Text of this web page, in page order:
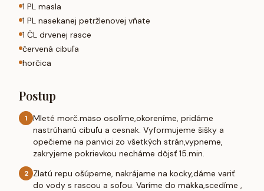
1 PL masla
1 PL nasekanej petržlenovej vňate
1 ČL drvenej rasce
červená cibuľa
horčica
Postup
1
Mleté morč.mäso osolíme,okoreníme, pridáme
nastrúhanú cibuľu a cesnak. Vyformujeme šišky a
opečieme na panvici zo všetkých strán,vypneme,
zakryjeme pokrievkou necháme dôjsť 15.min.
2 Zlatú repu ošúpeme, nakrájame na kocky,dáme variť
do vody s rascou a soľou. Varíme do mäkka,scedíme ,